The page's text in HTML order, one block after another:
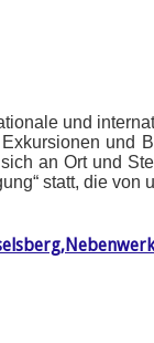
und
und
an Ort und
statt, die von